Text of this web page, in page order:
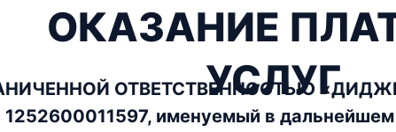
ОТВЕТСТВЕННОСТЬЮ
именуемый в
ОКАЗАНИЕ
УСЛУГ